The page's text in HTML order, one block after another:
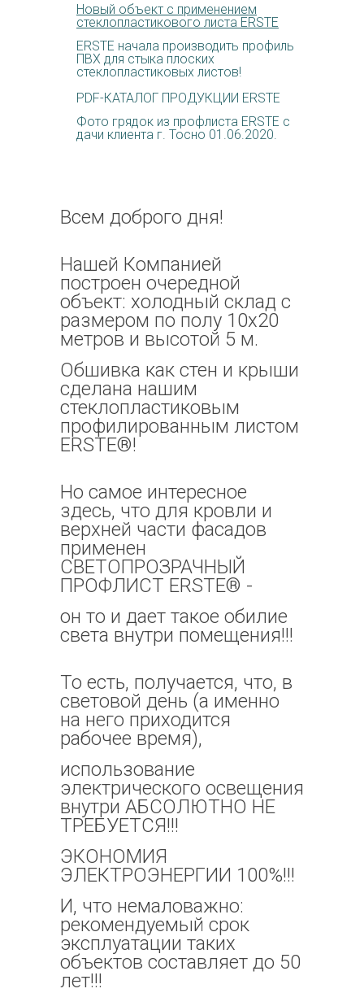
Новый объект с применением
стеклопластикового листа ERSTE
ERSTE начала производить профиль
ПВХ для стыка плоских
стеклопластиковых листов!
PDF-КАТАЛОГ ПРОДУКЦИИ ERSTE
Фото грядок из профлиста ERSTE с
дачи клиента г. Тосно 01.06.2020.
Всем доброго дня!
Нашей Компанией
построен очередной
объект: холодный склад с
размером по полу 10х20
метров и высотой 5 м.
Обшивка как стен и крыши
сделана нашим
стеклопластиковым
профилированным листом
ERSTE®!
Но самое интересное
здесь, что для кровли и
верхней части фасадов
применен
СВЕТОПРОЗРАЧНЫЙ
ПРОФЛИСТ ERSTE® -
он то и дает такое обилие
света внутри помещения!!!
То есть, получается, что, в
световой день (а именно
на него приходится
рабочее время),
использование
электрического освещения
внутри АБСОЛЮТНО НЕ
ТРЕБУЕТСЯ!!!
ЭКОНОМИЯ
ЭЛЕКТРОЭНЕРГИИ 100%!!!
И, что немаловажно:
рекомендуемый срок
эксплуатации таких
объектов составляет до 50
лет!!!